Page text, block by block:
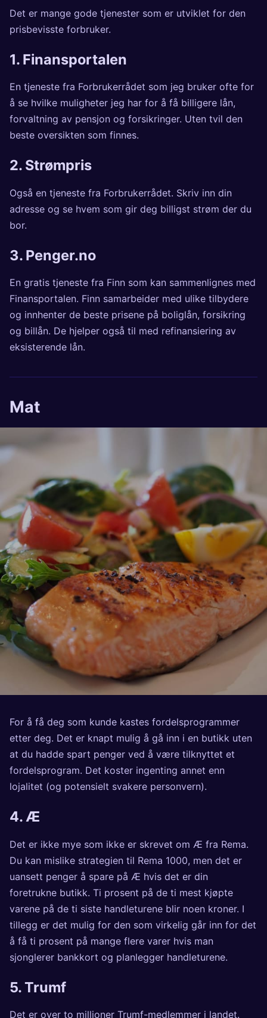
Det er mange gode tjenester som er utviklet for den
prisbevisste forbruker.
1. Finansportalen
En tjeneste fra Forbrukerrådet som jeg bruker ofte for
å se hvilke muligheter jeg har for å få billigere lån,
forvaltning av pensjon og forsikringer. Uten tvil den
beste oversikten som finnes.
2. Strømpris
Også en tjeneste fra Forbrukerrådet. Skriv inn din
adresse og se hvem som gir deg billigst strøm der du
bor.
3. Penger.no
En gratis tjeneste fra Finn som kan sammenlignes med
Finansportalen. Finn samarbeider med ulike tilbydere
og innhenter de beste prisene på boliglån, forsikring
og billån. De hjelper også til med refinansiering av
eksisterende lån.
Mat
For å få deg som kunde kastes fordelsprogrammer
etter deg. Det er knapt mulig å gå inn i en butikk uten
at du hadde spart penger ved å være tilknyttet et
fordelsprogram. Det koster ingenting annet enn
lojalitet (og potensielt svakere personvern).
4.Æ
Det er ikke mye som ikke er skrevet om Æ fra Rema.
Du kan mislike strategien til Rema 1000, men det er
uansett penger å spare på Æ hvis det er din
foretrukne butikk. Ti prosent på de ti mest kjøpte
varene på de ti siste handleturene blir noen kroner. I
tillegg er det mulig for den som virkelig går inn for det
å få ti prosent på mange flere varer hvis man
sjonglerer bankkort og planlegger handleturene.
5.Trumf
Det er over to millioner Trumf-medlemmer i landet.